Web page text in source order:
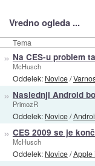
Vredno ogleda ...
Tema
» Na CES-u problem
McHusch
Oddelek: Novice/
» Naslednji Android
PrimozR
Oddelek: Novice/
» CES 2009 se je
McHusch
Oddelek: Novice/Apple